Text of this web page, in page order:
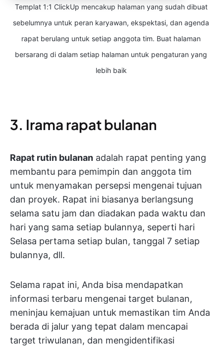
Templat 1:1 ClickUp mencakup halaman yang sudah dibuat
sebelumnya untuk peran karyawan, ekspektasi, dan agenda
rapat berulang untuk setiap anggota tim. Buat halaman
bersarang di dalam setiap halaman untuk pengaturan yang
lebih baik
3. Irama rapat bulanan
Rapat rutin bulanan adalah rapat penting yang
membantu para pemimpin dan anggota tim
untuk menyamakan persepsi mengenai tujuan
dan proyek. Rapat ini biasanya berlangsung
selama satu jam dan diadakan pada waktu dan
hari yang sama setiap bulannya, seperti hari
Selasa pertama setiap bulan, tanggal 7 setiap
bulannya, dll.
Selama rapat ini, Anda bisa mendapatkan
informasi terbaru mengenai target bulanan,
meninjau kemajuan untuk memastikan tim Anda
berada di jalur yang tepat dalam mencapai
target triwulanan, dan mengidentifikasi